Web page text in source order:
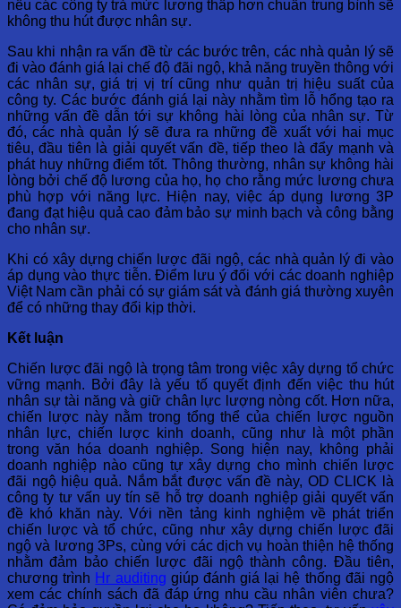
nếu các công ty trả mức lương thấp hơn chuẩn trung bình sẽ
không thu hút được nhân sự.
Sau khi nhận ra vấn đề từ các bước trên, các nhà quản lý sẽ
đi vào đánh giá lại chế độ đãi ngộ, khả năng truyền thông với
các nhân sự, giá trị vị trí cũng như quản trị hiệu suất của
công ty. Các bước đánh giá lại này nhằm tìm lỗ hổng tạo ra
những vấn đề dẫn tới sự không hài lòng của nhân sự. Từ
đó, các nhà quản lý sẽ đưa ra những đề xuất với hai mục
tiêu, đầu tiên là giải quyết vấn đề, tiếp theo là đẩy mạnh và
phát huy những điểm tốt. Thông thường, nhân sự không hài
lòng bởi chế độ lương của họ, họ cho rằng mức lương chưa
phù hợp với năng lực. Hiện nay, việc áp dụng lương 3P
đang đạt hiệu quả cao đảm bảo sự minh bạch và công bằng
cho nhân sự.
Khi có xây dựng chiến lược đãi ngộ, các nhà quản lý đi vào
áp dụng vào thực tiễn. Điểm lưu ý đối với các doanh nghiệp
Việt Nam cần phải có sự giám sát và đánh giá thường xuyên
để có những thay đổi kịp thời.
Kết luận
Chiến lược đãi ngộ là trọng tâm trong việc xây dựng tổ chức
vững mạnh. Bởi đây là yếu tố quyết định đến việc thu hút
nhân sự tài năng và giữ chân lực lượng nòng cốt. Hơn nữa,
chiến lược này nằm trong tổng thể của chiến lược nguồn
nhân lực, chiến lược kinh doanh, cũng như là một phần
trong văn hóa doanh nghiệp. Song hiện nay, không phải
doanh nghiệp nào cũng tự xây dựng cho mình chiến lược
đãi ngộ hiệu quả. Nắm bắt được vấn đề này, OD CLICK là
công ty tư vấn uy tín sẽ hỗ trợ doanh nghiệp giải quyết vấn
đề khó khăn này. Với nền tảng kinh nghiệm về phát triển
chiến lược và tổ chức, cũng như xây dựng chiến lược đãi
ngộ và lương 3Ps, cùng với các dịch vụ hoàn thiện hệ thống
nhằm đảm bảo chiến lược đãi ngộ thành công. Đầu tiên,
chương trình Hr auditing giúp đánh giá lại hệ thống đãi ngộ
xem các chính sách đã đáp ứng nhu cầu nhân viên chưa?